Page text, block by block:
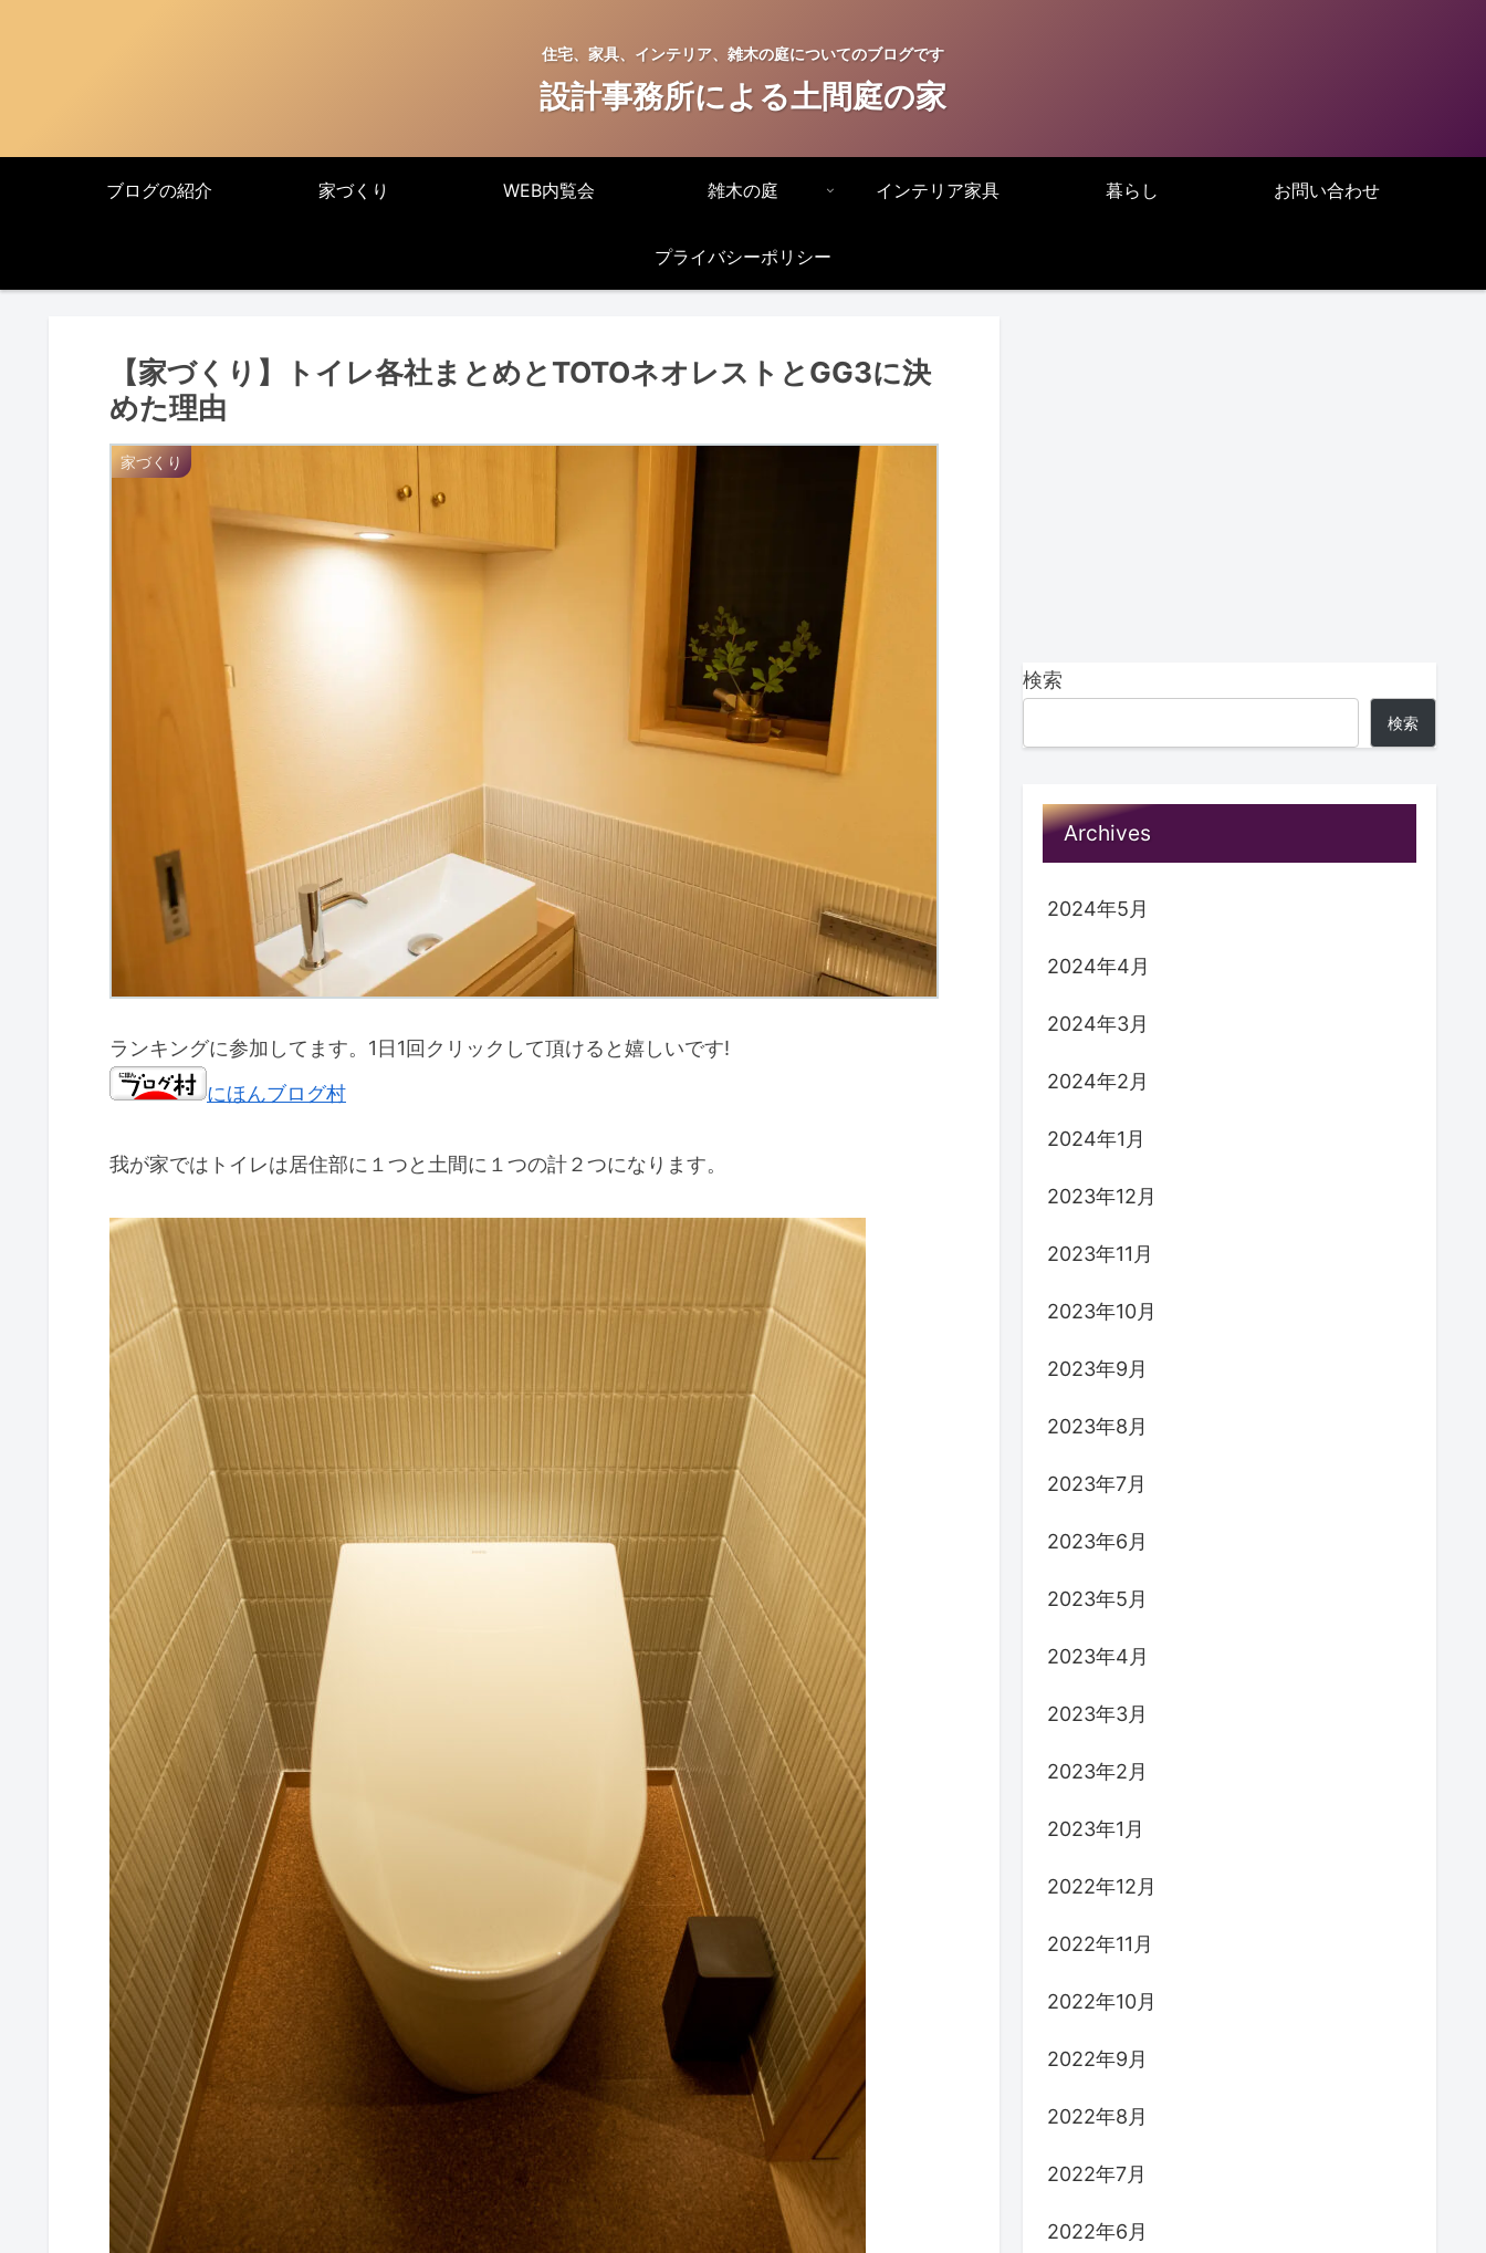
住宅、家具、インテリア、雑木の庭についてのブログです
設計事務所による土間庭の家
ブログの紹介 家づくり WEB内覧会 雑木の庭 インテリア家具 暮らし お問い合わせ
プライバシーポリシー
【家づくり】トイレ各社まとめとTOTOネオレストとGG3に決
めた理由
家づくり
ランキングに参加してます。1日1回クリックして頂けると嬉しいです!
にほんブログ村
我が家ではトイレは居住部に１つと土間に１つの計２つになります。
検索
検索
Archives
2024年5月
2024年4月
2024年3月
2024年2月
2024年1月
2023年12月
2023年11月
2023年10月
2023年9月
2023年8月
2023年7月
2023年6月
2023年5月
2023年4月
2023年3月
2023年2月
2023年1月
2022年12月
2022年11月
2022年10月
2022年9月
2022年8月
2022年7月
2022年6月